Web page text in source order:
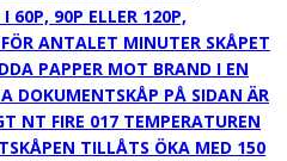
60P, 90P ELLER 120P,
ANTALET MINUTER SKÅPET
PAPPER MOT BRAND I EN
DOKUMENTSKÅP PÅ SIDAN ÄR
NT FIRE 017 TEMPERATUREN
TILLÅTS ÖKA MED 150